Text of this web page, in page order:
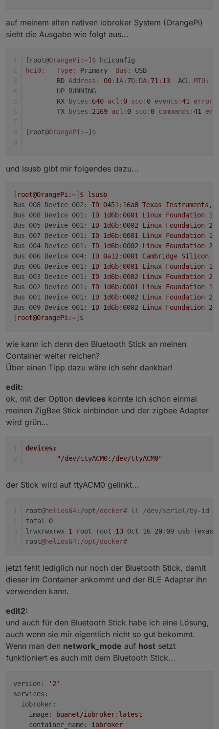
auf meinem alten nativen iobroker System (OrangePi)
sieht die Ausgabe wie folgt aus...
[root@OrangePi :~] $
hciconfig
hci0:
Type: Primary Bus:
USB
	BD
Address: 00: 1A: 7D: DA: 71 : 13
  ACL
MTU:
	UP RUNNING
	RX
bytes: 640 acl: 0 sco: 0 events:41
	TX
bytes: 2169 acl: 0 sco: 0 commands:41
[root@OrangePi :~] $
und lsusb gibt mir folgendes dazu...
[ root@OrangePi:~] $ lsusb
Bus 008 Device 002:
ID 0451 :16a8 Texas Instruments,
Bus 008 Device 001:
ID 1d6b:0001 Linux Foundation
Bus 005 Device 001:
ID 1d6b:0002 Linux Foundation
Bus 007 Device 001:
ID 1d6b:0001 Linux Foundation
Bus 004 Device 001:
ID 1d6b:0002 Linux Foundation
Bus 006 Device 004:
ID 0a12:0001 Cambridge Silicon
Bus 006 Device 001:
ID 1d6b:0001 Linux Foundation
Bus 003 Device 001:
ID 1d6b:0002 Linux Foundation
Bus 002 Device 001:
ID 1d6b:0001 Linux Foundation
Bus 001 Device 001:
ID 1d6b:0002 Linux Foundation
Bus 009 Device 001:
ID 1d6b:0002 Linux Foundation
[ root@OrangePi:~] $
wie kann ich denn den Bluetooth Stick an meinen
Container weiter reichen?
Über einen Tipp dazu wäre ich sehr dankbar!
edit:
ok, mit der Option devices konnte ich schon einmal
meinen ZigBee Stick einbinden und der zigbee Adapter
wird grün...
devices:
      -
"/dev/ttyACM0:/dev/ttyACM0"
der Stick wird auf ttyACM0 gelinkt...
root@helios64:/opt/docker# ll /dev/serial/by-id
total 0
lrwxrwxrwx 1 root root 13 Oct 16 20: 09 usb-
root@helios64:/opt/docker#
jetzt fehlt lediglich nur noch der Bluetooth Stick, damit
dieser im Container ankommt und der BLE Adapter ihn
verwenden kann.
edit2:
und auch für den Bluetooth Stick habe ich eine Lösung,
auch wenn sie mir eigentlich nicht so gut bekommt.
Wenn man den network_mode auf host setzt
funktioniert es auch mit dem Bluetooth Stick...
version:
'2'
services:
iobroker:
image:
buanet/iobroker:latest
container_name:
iobroker